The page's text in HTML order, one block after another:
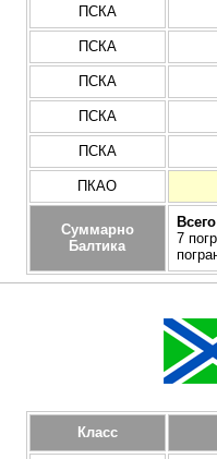
ПСКА
ПСКА
ПСКА
ПСКА
ПСКА
ПКАО
Суммарно
Балтика
7
Класс